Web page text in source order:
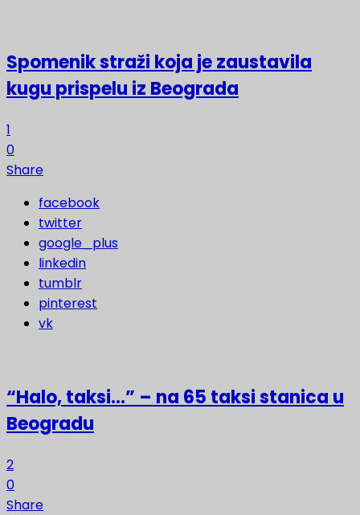
Spomenik straži koja je zaustavila
kugu prispelu iz Beograda
1
0
Share
facebook
twitter
google_plus
linkedin
tumblr
pinterest
vk
“Halo, taksi…” – na 65 taksi stanica u
Beogradu
2
0
Share